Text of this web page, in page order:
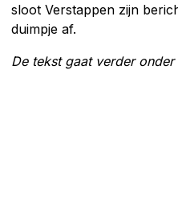
sloot Verstappen zijn
duimpje af.
De tekst gaat verder onder